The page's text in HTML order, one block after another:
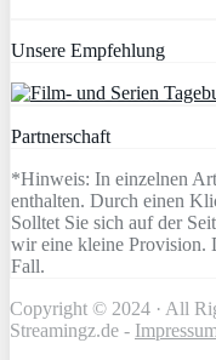
Unsere Empfehlung
Partnerschaft
*Hinweis: In einzelnen
enthalten. Durch einen
Solltet Sie sich auf der
wir eine kleine Provision.
Fall.
Copyright © 2024 · All
Streamingz.de -